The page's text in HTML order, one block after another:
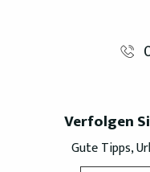
Verfolgen
Gute Tipps,